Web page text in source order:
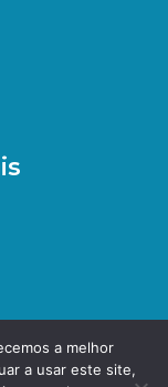
a melhor
a usar este site,